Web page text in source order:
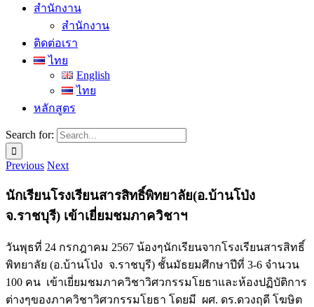
สำนักงาน
สำนักงาน
ติดต่อเรา
ไทย
English
ไทย
หลักสูตร
Search for:
Previous Next
นักเรียนโรงเรียนสารสิทธิ์พิทยาลัย(อ.บ้านโป่ง
จ.ราชบุรี) เข้าเยี่ยมชมภาควิชาฯ
วันพุธที่ 24 กรกฎาคม 2567 น้องๆนักเรียนจากโรงเรียนสารสิทธิ์
พิทยาลัย (อ.บ้านโป่ง จ.ราชบุรี) ชั้นมัธยมศึกษาปีที่ 3-6 จำนวน
100 คน เข้าเยี่ยมชมภาควิชาวิศวกรรมโยธาและห้องปฏิบัติการ
ต่างๆของภาควิชาวิศวกรรมโยธา โดยมี ผศ. ดร.ดวงฤดี โฆษิต